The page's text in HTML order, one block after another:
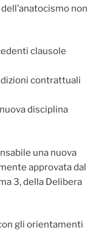
non
clausole
contrattuali
disciplina
una nuova
approvata dal
3, della Delibera
gli orientamenti